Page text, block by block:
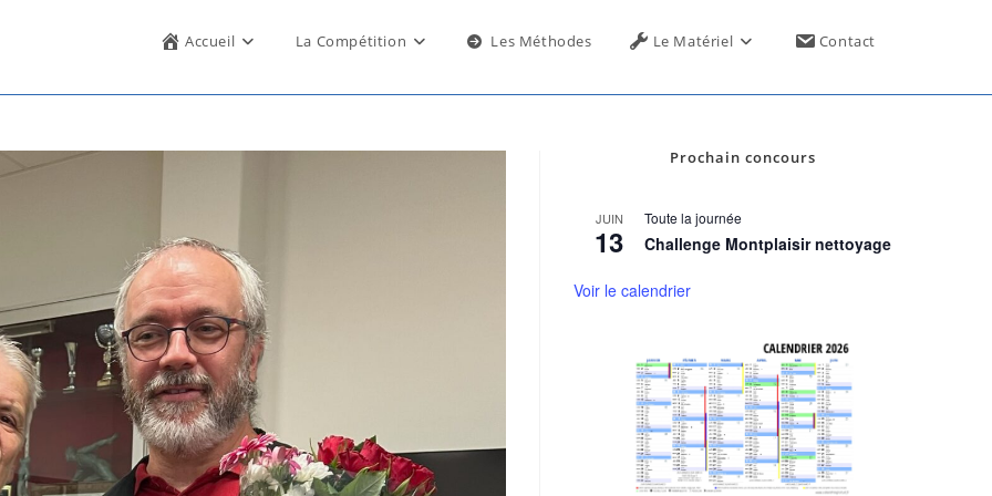
Accueil La Compétition Les Méthodes Le Matériel Contact
Prochain concours
JUIN
13
Toute la journée
Challenge Montplaisir nettoyage
Voir le calendrier